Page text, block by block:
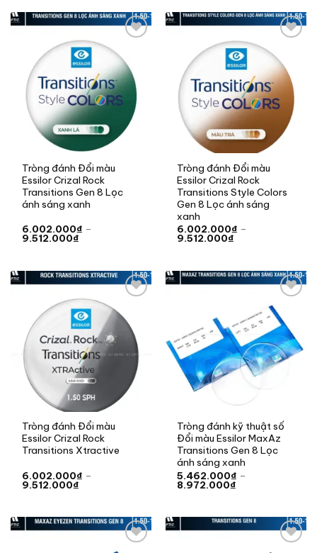
đến
16.172.000₫
đến
12.662.000₫
Add to
wishlist
Tròng đánh Đổi màu
Essilor Crizal Rock
Transitions Gen 8 Lọc
ánh sáng xanh
6.002.000₫ –
9.512.000₫
đến
9.512.000₫
Add to
wishlist
Tròng đánh Đổi màu
Essilor Crizal Rock
Transitions Style Colors
Gen 8 Lọc ánh sáng
xanh
6.002.000₫ –
9.512.000₫
đến
9.512.000₫
Add to
wishlist
Tròng đánh Đổi màu
Essilor Crizal Rock
Transitions Xtractive
6.002.000₫ –
9.512.000₫
đến
9.512.000₫
Add to
wishlist
Tròng đánh kỹ thuật số
Đổi màu Essilor MaxAz
Transitions Gen 8 Lọc
ánh sáng xanh
5.462.000₫ –
8.972.000₫
đến
8.972.000₫